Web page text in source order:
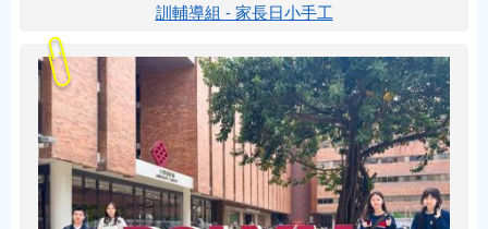
訓輔導組 - 家長日小手工